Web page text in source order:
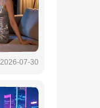
2026-07-30